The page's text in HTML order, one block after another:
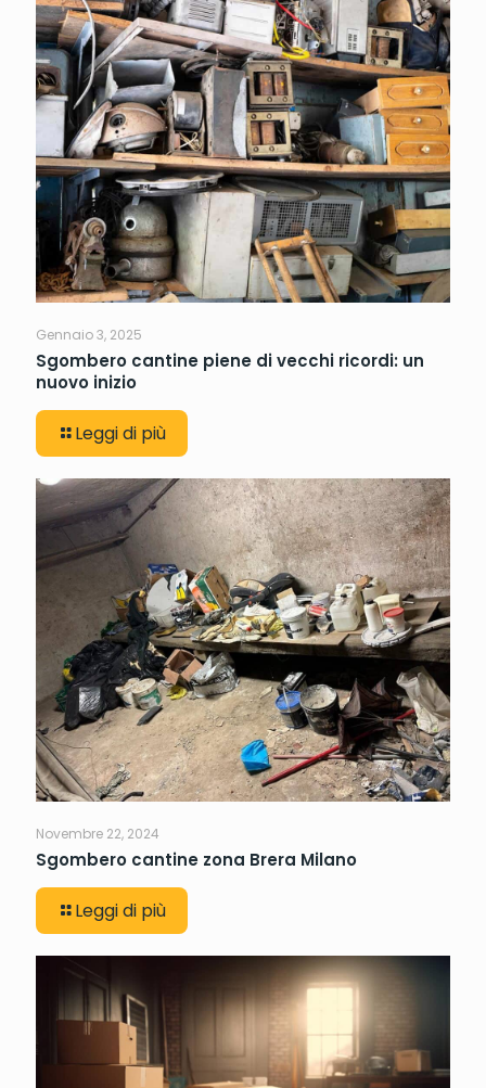
Gennaio 3, 2025
Sgombero cantine piene di vecchi ricordi: un
nuovo inizio
Leggi di più
Novembre 22, 2024
Sgombero cantine zona Brera Milano
Leggi di più